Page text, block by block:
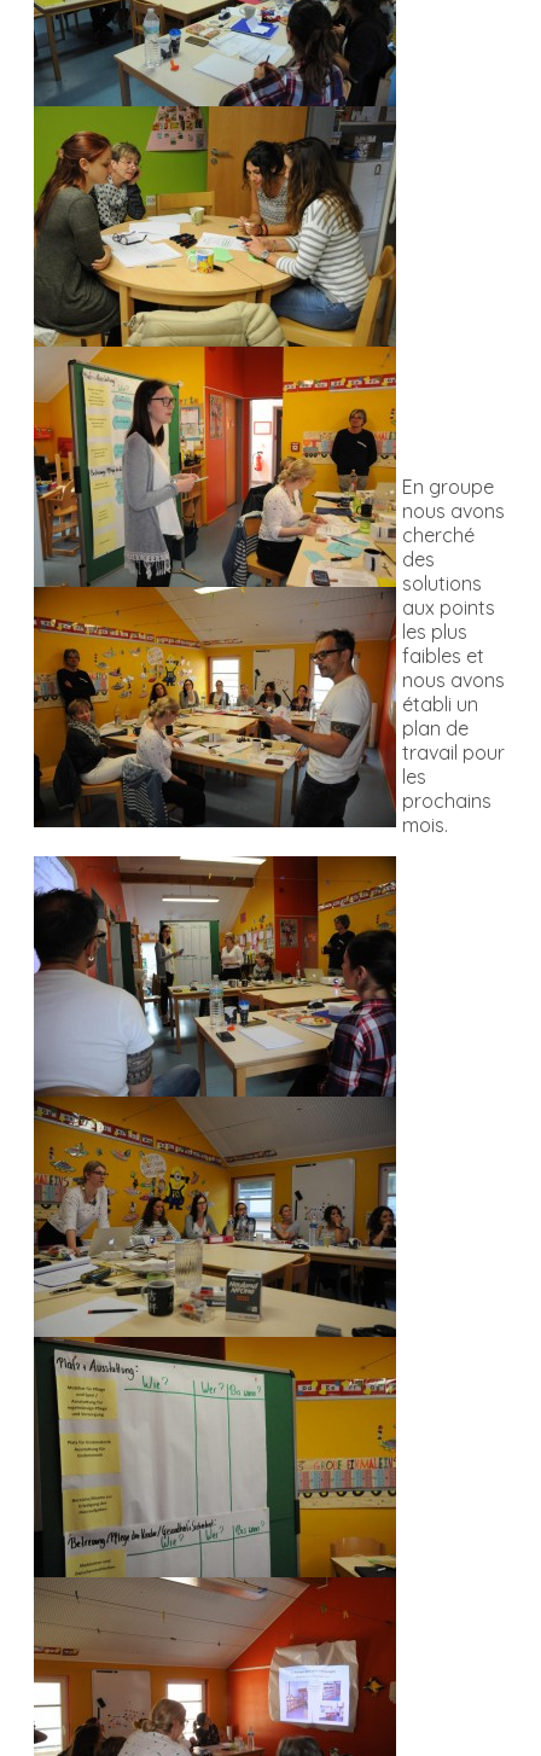
En groupe
nous avons
cherché
des
solutions
aux points
les plus
faibles et
nous avons
établi un
plan de
travail pour
les
prochains
mois.